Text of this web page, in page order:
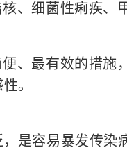
、细菌性痢疾、
、最有效的措施
。
是容易暴发传染